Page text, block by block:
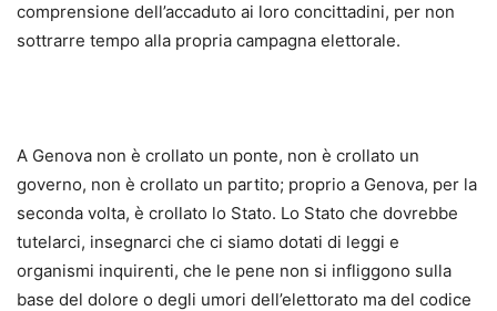
comprensione dell’accaduto ai loro concittadini, per non
sottrarre tempo alla propria campagna elettorale.
A Genova non è crollato un ponte, non è crollato un
governo, non è crollato un partito; proprio a Genova, per la
seconda volta, è crollato lo Stato. Lo Stato che dovrebbe
tutelarci, insegnarci che ci siamo dotati di leggi e
organismi inquirenti, che le pene non si infliggono sulla
base del dolore o degli umori dell’elettorato ma del codice